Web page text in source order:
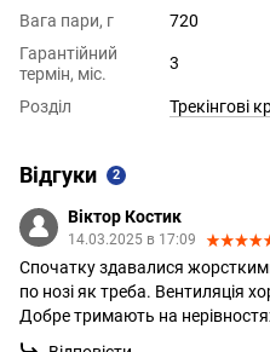
Вага пари, г
720
Гарантійний
термін, міс.
3
Розділ Трекінгові
Відгуки 2
Віктор Костик
14.03.2025 в 17:09
Спочатку здавалися
по нозі як треба. Вентиляція
Добре тримають на